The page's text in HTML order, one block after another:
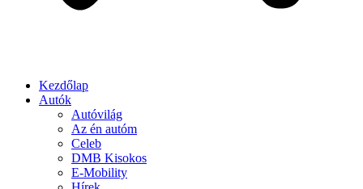
Kezdőlap
Autók
Autóvilág
Az én autóm
Celeb
DMB Kisokos
E-Mobility